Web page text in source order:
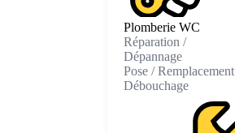
Plomberie WC
Réparation /
Dépannage
Pose / Remplacement
Débouchage